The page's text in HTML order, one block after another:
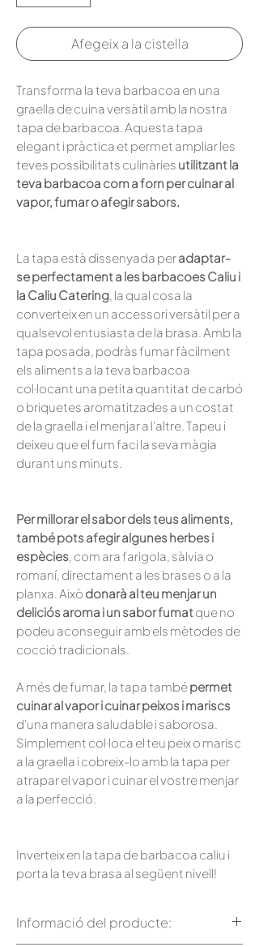
Afegeix a la cistella
Transforma la teva barbacoa en una
graella de cuina versàtil amb la nostra
tapa de barbacoa. Aquesta tapa
elegant i pràctica et permet ampliar les
teves possibilitats culinàries utilitzant la
teva barbacoa com a forn per cuinar al
vapor, fumar o afegir sabors.
La tapa està dissenyada peradaptar-
se perfectament a les barbacoes Caliu i
la Caliu Catering, la qual cosa la
converteix en un accessori versàtil per a
qualsevol entusiasta de la brasa. Amb la
tapa posada, podràs fumar fàcilment
els aliments a la teva barbacoa
col·locant una petita quantitat de carbó
o briquetes aromatitzades a un costat
de la graella i el menjar a l'altre. Tapeu i
deixeu que el fum faci la seva màgia
durant uns minuts.
Per millorar el sabor dels teus aliments,
també pots afegir algunes herbes i
espècies, com ara farigola, sàlvia o
romaní, directament a les brases o a la
planxa. Això donarà al teu menjar un
deliciós aroma i un sabor fumat que no
podeu aconseguir amb els mètodes de
cocció tradicionals.
A més de fumar, la tapa tambépermet
cuinar al vapor i cuinar peixos i mariscs
d'una manera saludable i saborosa.
Simplement col·loca el teu peix o marisc
a la graella i cobreix-lo amb la tapa per
atrapar el vapor i cuinar el vostre menjar
a la perfecció.
Inverteix en la tapa de barbacoa caliu i
porta la teva brasa al següent nivell!
Informació del producte: